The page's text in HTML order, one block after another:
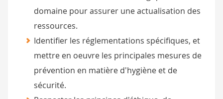
domaine pour assurer une actualisation des
ressources.
Identifier les réglementations spécifiques, et
mettre en oeuvre les principales mesures de
prévention en matière d'hygiène et de
sécurité.